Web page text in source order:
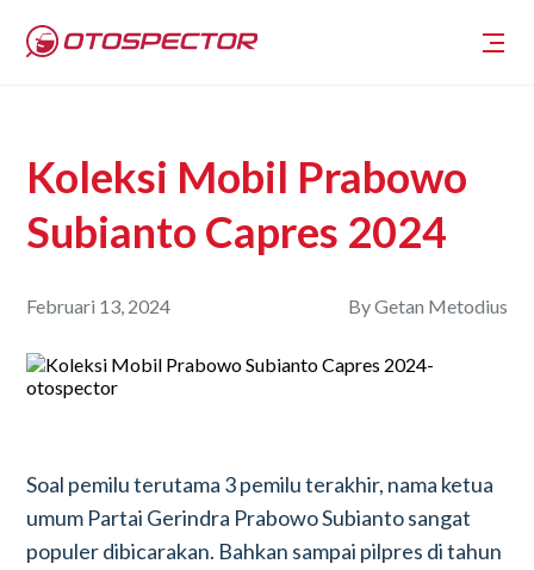
Koleksi Mobil Prabowo
Subianto Capres 2024
Februari 13, 2024 ByGetan Metodius
Soal pemilu terutama 3 pemilu terakhir, nama ketua
umum Partai Gerindra Prabowo Subianto sangat
populer dibicarakan. Bahkan sampai pilpres di tahun